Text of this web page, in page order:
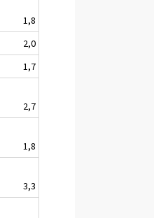
1,8
2,0
1,7
2,7
1,8
3,3